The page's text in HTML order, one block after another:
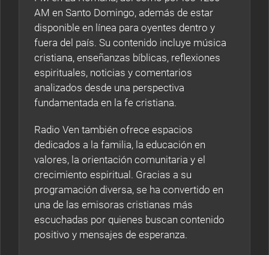
AM en Santo Domingo, además de estar
disponible en línea para oyentes dentro y
fuera del país. Su contenido incluye música
cristiana, enseñanzas bíblicas, reflexiones
espirituales, noticias y comentarios
analizados desde una perspectiva
fundamentada en la fe cristiana.
Radio Ven también ofrece espacios
dedicados a la familia, la educación en
valores, la orientación comunitaria y el
crecimiento espiritual. Gracias a su
programación diversa, se ha convertido en
una de las emisoras cristianas más
escuchadas por quienes buscan contenido
positivo y mensajes de esperanza.